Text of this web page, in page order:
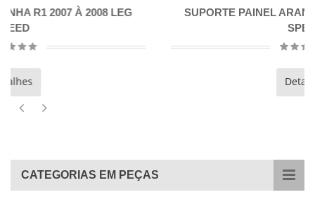
SUPORTE PAINEL ARANHA R1 2009 À 2014 LEG
CATEGORIAS EM PEÇAS